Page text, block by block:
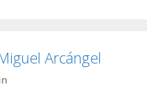
Arcángel